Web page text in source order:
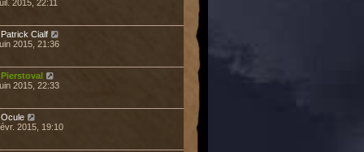
2015, 22:11
Patrick Cialf
2015, 21:36
Pierstoval
2015, 22:33
Ocule
2015, 19:10